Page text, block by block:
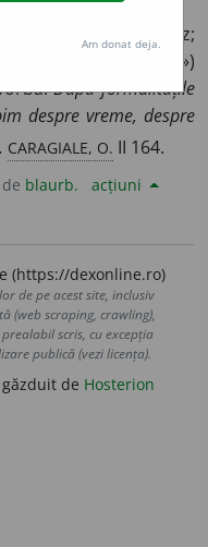
(Ieșit din uz;
prin
«cu»)
După formalitățile
despre vreme, despre
CARAGIALE, O. II 164.
blaurb. acțiuni
(https://dexonline.ro)
de pe acest site, inclusiv
(web scraping, crawling),
scris, cu excepția
publică (vezi licența).
găzduit de Hosterion
Am donat deja.